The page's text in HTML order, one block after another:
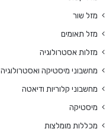
מזל שור
מזל תאומים
מזלות אסטרולוגיה
מחשבוני מיסטיקה ואסטרולוגיה
מחשבוני קלוריות ודיאטה
מיסטיקה
מכללות מומלצות